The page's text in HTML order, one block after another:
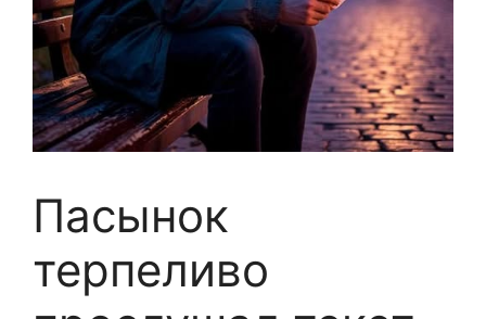
Пасынок
терпеливо